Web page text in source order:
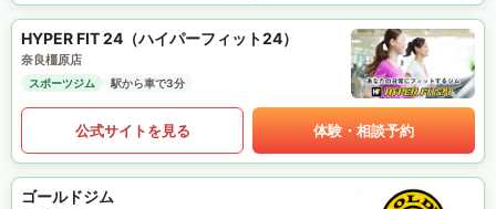
HYPER FIT 24（ハイパーフィット24）
奈良橿原店
スポーツジム 駅から車で3分
公式サイトを見る 体験・相談予約
ゴールドジム